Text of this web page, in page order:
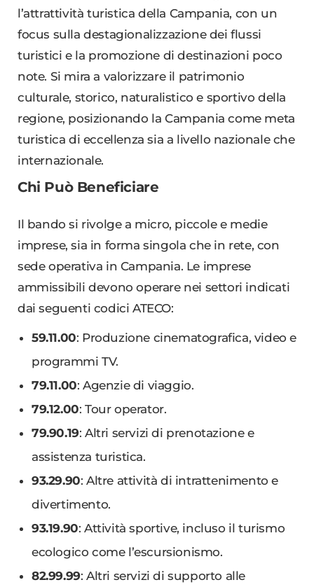
l’attrattività turistica della Campania, con un
focus sulla destagionalizzazione dei flussi
turistici e la promozione di destinazioni poco
note. Si mira a valorizzare il patrimonio
culturale, storico, naturalistico e sportivo della
regione, posizionando la Campania come meta
turistica di eccellenza sia a livello nazionale che
internazionale.
Chi Può Beneficiare
Il bando si rivolge a micro, piccole e medie
imprese, sia in forma singola che in rete, con
sede operativa in Campania. Le imprese
ammissibili devono operare nei settori indicati
dai seguenti codici ATECO:
59.11.00: Produzione cinematografica, video e
programmi TV.
79.11.00: Agenzie di viaggio.
79.12.00: Tour operator.
79.90.19: Altri servizi di prenotazione e
assistenza turistica.
93.29.90: Altre attività di intrattenimento e
divertimento.
93.19.90: Attività sportive, incluso il turismo
ecologico come l’escursionismo.
82.99.99: Altri servizi di supporto alle